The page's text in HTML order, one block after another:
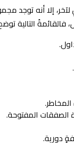
إلا أنه توجد
فالقائمةُ التالية
الصفقات المفتوحة.
دورية.